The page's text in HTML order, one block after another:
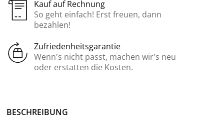
Kauf auf Rechnung
So geht einfach! Erst freuen, dann
bezahlen!
Zufriedenheitsgarantie
Wenn’s nicht passt, machen wir’s neu
oder erstatten die Kosten.
BE­SCHREI­BUNG